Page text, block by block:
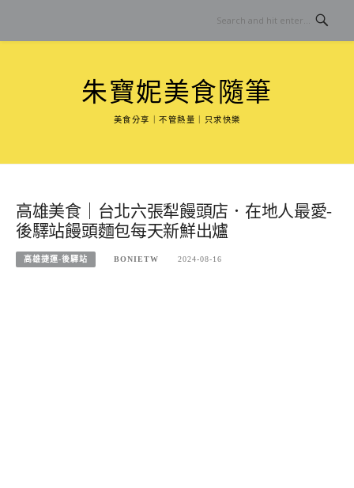
content
朱寶妮美食隨筆
美食分享｜不管熱量｜只求快樂
高雄美食｜台北六張犁饅頭店．在地人最愛-
後驛站饅頭麵包每天新鮮出爐
高雄捷運-後驛站 BONIETW 2024-08-16